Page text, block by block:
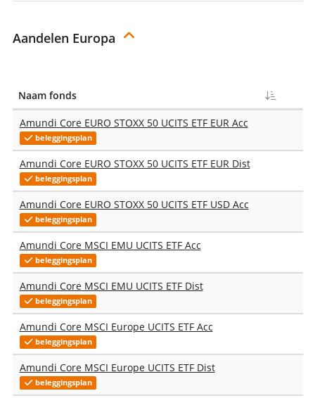
Aandelen Europa
Naam fonds
Amundi Core EURO STOXX 50 UCITS ETF EUR Acc
beleggingsplan
Amundi Core EURO STOXX 50 UCITS ETF EUR Dist
beleggingsplan
Amundi Core EURO STOXX 50 UCITS ETF USD Acc
beleggingsplan
Amundi Core MSCI EMU UCITS ETF Acc
beleggingsplan
Amundi Core MSCI EMU UCITS ETF Dist
beleggingsplan
Amundi Core MSCI Europe UCITS ETF Acc
beleggingsplan
Amundi Core MSCI Europe UCITS ETF Dist
beleggingsplan